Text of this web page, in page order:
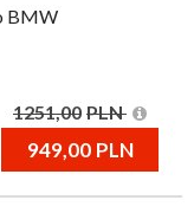
BMW
1251,00 PLN
949,00 PLN